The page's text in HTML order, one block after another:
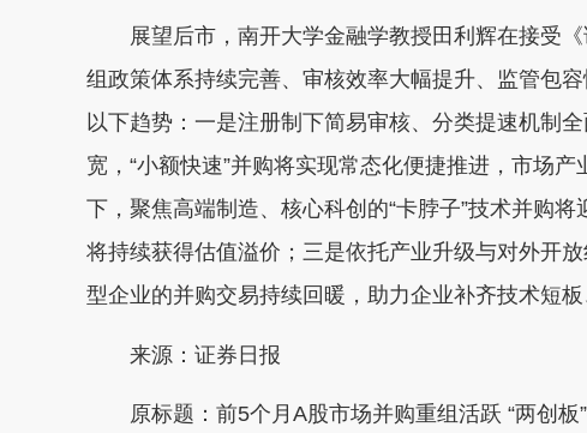
展望后市，南开大学金融学教授田利辉在接受《
组政策体系持续完善、审核效率大幅提升、监管包
以下趋势：一是注册制下简易审核、分类提速机制
宽，“小额快速”并购将实现常态化便捷推进，市场
下，聚焦高端制造、核心科创的“卡脖子”技术并购
将持续获得估值溢价；三是依托产业升级与对外开
型企业的并购交易持续回暖，助力企业补齐技术短板
来源：证券日报
原标题：前5个月A股市场并购重组活跃 “两创板